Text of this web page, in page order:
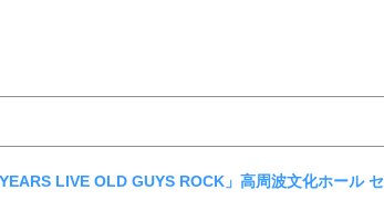
LIVE OLD GUYS ROCK」高周波文化ホール セ